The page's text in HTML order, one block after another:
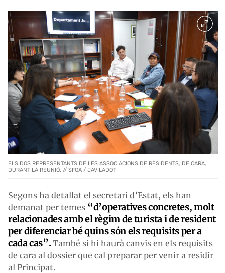
ELS DOS REPRESENTANTS DE LES ASSOCIACIONS DE RESIDENTS, DE CARA,
DURANT LA REUNIÓ. // SFGA / JAVILADOT
Segons ha detallat el secretari d’Estat, els han
demanat per temes “d’operatives concretes, molt
relacionades amb el règim de turista i de resident
per diferenciar bé quins són els requisits per a
cada cas”.També si hi haurà canvis en els requisits
de cara al dossier que cal preparar per venir a residir
al Principat.